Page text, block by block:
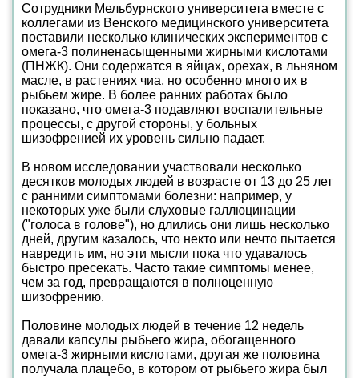
Сотрудники Мельбурнского университета вместе с
коллегами из Венского медицинского университета
поставили несколько клинических экспериментов с
омега-3 полиненасыщенными жирными кислотами
(ПНЖК). Они содержатся в яйцах, орехах, в льняном
масле, в растениях чиа, но особенно много их в
рыбьем жире. В более ранних работах было
показано, что омега-3 подавляют воспалительные
процессы, с другой стороны, у больных
шизофренией их уровень сильно падает.
В новом исследовании участвовали несколько
десятков молодых людей в возрасте от 13 до 25 лет
с ранними симптомами болезни: например, у
некоторых уже были слуховые галлюцинации
("голоса в голове"), но длились они лишь несколько
дней, другим казалось, что некто или нечто пытается
навредить им, но эти мысли пока что удавалось
быстро пресекать. Часто такие симптомы менее,
чем за год, превращаются в полноценную
шизофрению.
Половине молодых людей в течение 12 недель
давали капсулы рыбьего жира, обогащенного
омега-3 жирными кислотами, другая же половина
получала плацебо, в котором от рыбьего жира был